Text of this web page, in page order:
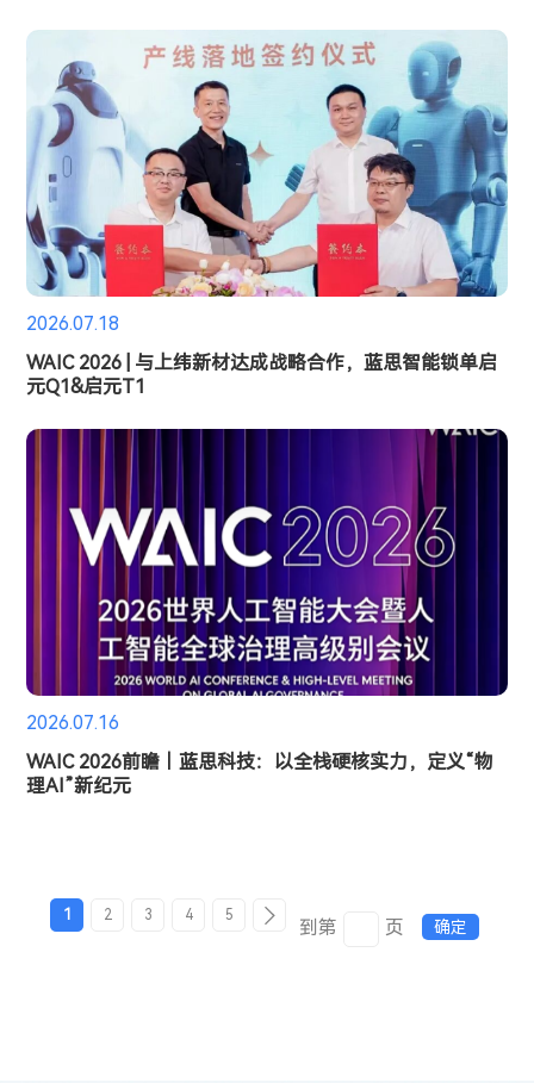
2026.07.18
WAIC 2026 | 与上纬新材达成战略合作，蓝思智能锁单启
元Q1&启元T1
2026.07.16
WAIC 2026前瞻｜蓝思科技：以全栈硬核实力，定义“物
理AI”新纪元
1 2 3 4 5
到第 页 确定